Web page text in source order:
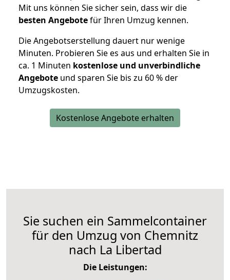
Mit uns können Sie sicher sein, dass wir die
besten Angebotefür Ihren Umzug kennen.
Die Angebotserstellung dauert nur wenige
Minuten. Probieren Sie es aus und erhalten Sie in
ca. 1 Minuten kostenlose und unverbindliche
Angebote und sparen Sie bis zu 60 % der
Umzugskosten.
Kostenlose Angebote erhalten
Sie suchen ein Sammelcontainer
für den Umzug von Chemnitz
nach La Libertad
Die Leistungen: